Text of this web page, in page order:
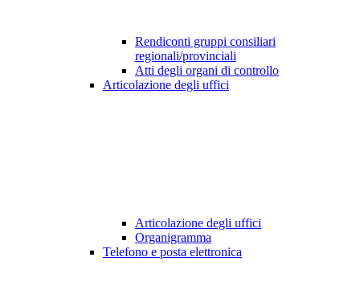
Rendiconti gruppi consiliari
regionali/provinciali
Atti degli organi di controllo
Articolazione degli uffici
Articolazione degli uffici
Organigramma
Telefono e posta elettronica